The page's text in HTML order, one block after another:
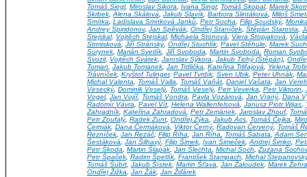
Tomáš Siegl, Miroslav Sikora Ivana Singr, Tomáš Skopal, Marek
Skrbek Alena Skálová Jakub Slavík Barbora Slintáková
Miloš
Smítka
Ladislava Smítková Janků Petr Socha Filip Soudský,
Andrey Spiridonov, Jan Spěvák Ondřej Staníček Štěpán Starosta
Stejskal, Vojtěch Stejskal, Michaela Stonová Viera Stopjaková
Strmisková
Jiří Stránský, Ondřej Stuchlík Pavel Stěhule Marek
Surynek Marián Svetlík Jiří Svoboda Martin Svoboda
Roman
Svozil, Vojtěch Svátek Jaroslav Sýkora Jakub Tichý (Štěpán)
Toman
Jakub Tomanek Jan Trdlička Kateřina Trlifajová
Yelena
Trávníček Kryštof Tulinger, Pavel Tvrdík Sven Ubik Peter Uhnák
Michal Valenta
Tomáš Valla Tomáš Vaňát Daniel Vašata
Jan
Vesecký, Dominik Veselý, Tomáš Veselý, Petr Veverka Petr Viktorin
Vogel, Jan Vojíř, Tomáš Vondra Pavla Vozárová Jan Vraný, Dana
Radomír Vávra
Pavel Vít Helena Wallenfelsová Janusz Piotr Wijas
Zahradník Kateřina Zahradová Petr Zemánek Jaroslav Zhouf,
Petr Zoufalý, Radek Zunt Ondřej Zýka Jakub Ács Tomáš Čejka
Čermák Dana Čermáková Viktor Černý, Radovan Červený, Tomáš
Řezníček Jan Řezáč Filip Říha Jan Říha Tomáš Šabata
Adam
Šestáková
Jan Šilhavý, Filip Šimek Ivan Šimeček Andrej Šimko
Petr Škoda
Martin Šlapák Jan Šlechta Michal Šoch
Zuzana
Petr Špaček Radim Špetlík František Štampach
Michal
Tomáš Šubrt Jakub Šístek Martin Šťava Jan Žaloudek Marek Žehra
Ondřej Žižka
Jan Žák Jan Žďárek